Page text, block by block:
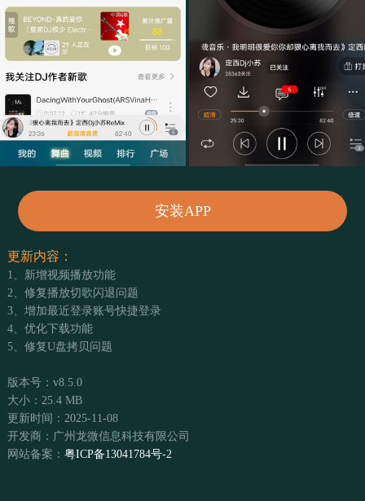
安装APP
更新内容：
1、新增视频播放功能
2、修复播放切歌闪退问题
3、增加最近登录账号快捷登录
4、优化下载功能
5、修复U盘拷贝问题
版本号：v8.5.0
大小：25.4 MB
更新时间：2025-11-08
开发商：广州龙微信息科技有限公司
网站备案： 粤ICP备13041784号-2